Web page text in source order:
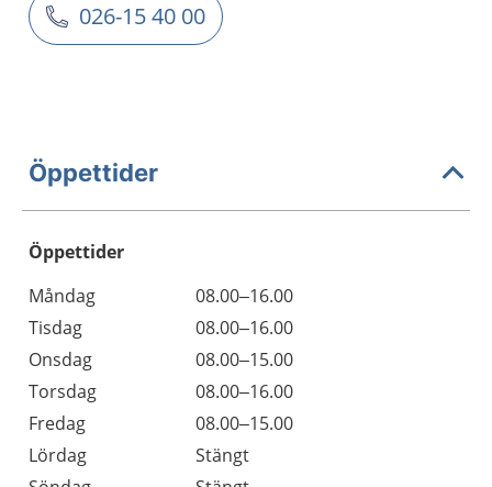
026-15 40 00
Öppettider
Öppettider
Dag
Öppettider
Kommentarer
Måndag
08.00–16.00
Tisdag
08.00–16.00
Onsdag
08.00–15.00
Torsdag
08.00–16.00
Fredag
08.00–15.00
Lördag
Stängt